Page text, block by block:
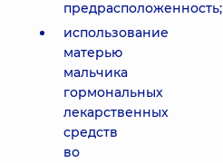
предрасположенность;
использование
матерью
мальчика
гормональных
лекарственных
средств
во